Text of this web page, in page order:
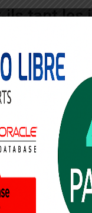
tant les
L’effet de
récompense
savent que les
depuis 2006)
l’illusion
mais la visibilité de
pousser les
La ligne entre